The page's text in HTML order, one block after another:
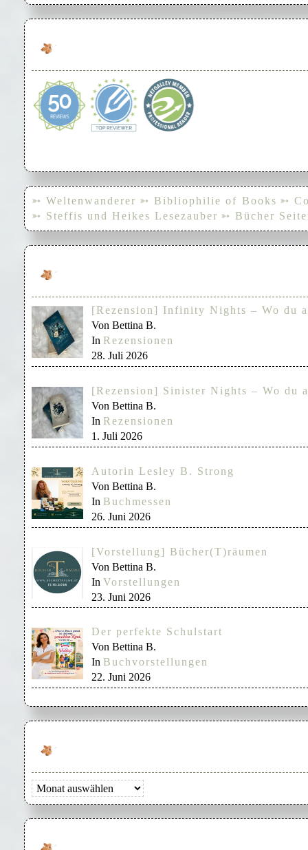
➳ Weltenwanderer ➳ Bibliophilie of Books ➳
➳ Steffis und Heikes Lesezauber ➳ Bücher
[Rezension] Infinity Nights – Wo du
Von Bettina B.
In Rezensionen
28. Juli 2026
[Rezension] Sinister Nights – Wo du
Von Bettina B.
In Rezensionen
1. Juli 2026
Autorin Lesley B. Strong
Von Bettina B.
In Buchmessen
26. Juni 2026
[Vorstellung] Bücher(T)räumen
Von Bettina B.
In Vorstellungen
23. Juni 2026
Der perfekte Schulstart
Von Bettina B.
In Buchvorstellungen
22. Juni 2026
Archiv